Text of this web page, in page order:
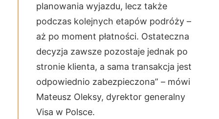
planowania wyjazdu, lecz także
podczas kolejnych etapów podróży –
aż po moment płatności. Ostateczna
decyzja zawsze pozostaje jednak po
stronie klienta, a sama transakcja jest
odpowiednio zabezpieczona” – mówi
Mateusz Oleksy, dyrektor generalny
Visa w Polsce.